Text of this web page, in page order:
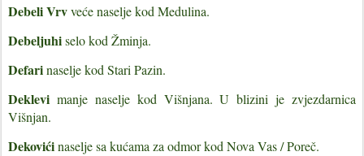
Debeli Vrvveće naselje kod Medulina.
Debeljuhiselo kod Žminja.
Defarinaselje kod Stari Pazin.
Deklevi manje naselje kod Višnjana. U blizini je zvjezdarnica
Višnjan.
Dekovićinaselje sa kućama za odmor kod Nova Vas / Poreč.